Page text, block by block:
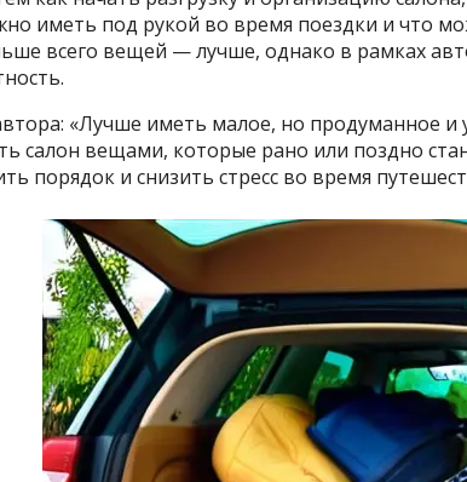
иметь под рукой во время поездки и что
всего вещей — лучше, однако в рамках
«Лучше иметь малое, но продуманное и
салон вещами, которые рано или поздно
порядок и снизить стресс во время